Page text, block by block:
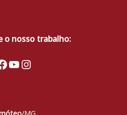
o nosso trabalho:
Youtube
Instagram